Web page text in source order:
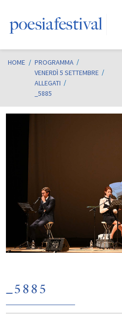
HOME / PROGRAMMA
VENERDÌ 5 SETTEMBRE
ALLEGATI
_5885
_5885